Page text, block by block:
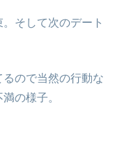
そして次のデート
ので当然の行動な
の様子。